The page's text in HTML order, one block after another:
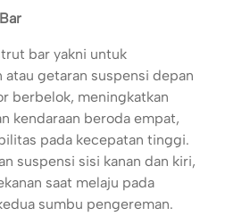
bar yakni untuk
getaran suspensi depan
berbelok, meningkatkan
kendaraan beroda empat,
pada kecepatan tinggi.
suspensi sisi kanan dan kiri,
saat melaju pada
sumbu pengereman.